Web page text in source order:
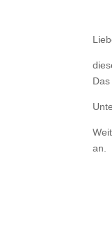
an.